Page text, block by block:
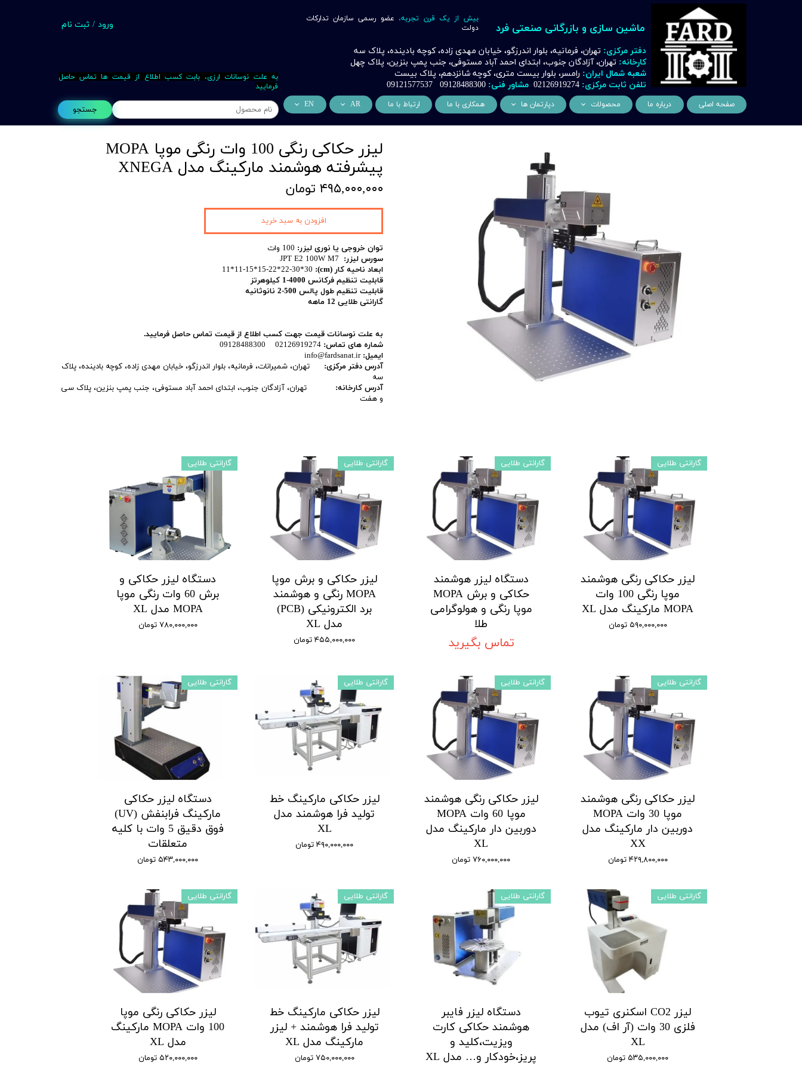
جستجو
دفتر مرکزی: تهران، فرمانیه، بلوار اندرزگو، خیابان مهدی زاده، کوچه بادینده، پلاک سه
کارخانه: تهران، آزادگان جنوب، ابتدای احمد آباد مستوفی، جنب پمپ بنزین، پلاک چهل
شعبه شمال ایران: رامسر، بلوار بیست متری، کوچه شانزدهم، پلاک بیست
تلفن ثابت مرکزی: 02126919274 مشاور فنی:
ماشین سازی و بازرگانی صنعتی فرد
بیش از یک قرن تجربه، عضو رسمی سازمان تدارکات
دولت
ورود / ثبت نام
خروج از حساب کاربری
صفحه اصلی درباره ما محصولات
ماشین آلات و تجهیزات تراشکاری
ماشین آلات و تجهیزات برشکاری
ماشین آلات و تجهیزات جوشکاری
ماشین آلات و تجهیزات پاشش
ماشین آلات و تجهیزات چوب
ماشین آلات و تجهیزات بتن
ماشین آلات و تجهیزات پرسکاری
ماشین آلات و تجهیزات کارگاهی
ماشین آلات و تجهیزات رباتیک
مصالح ساختمان
شیمی ساختمان
دپارتمان ها
نیروگاه خورشیدی فرد
اتوماسیون صنعتی IoT فرد
همکاری با ما ارتباط با ما AR
التعاون التجاري
EN
Business Cooperation
به علت نوسانات ارزی، بابت کسب اطلاع از قیمت ها تماس حاصل
فرمایید
لیزر حکاکی رنگی 100 وات رنگی موپا MOPA
پیشرفته هوشمند مارکینگ مدل XNEGA
۴۹۵,۰۰۰,۰۰۰ تومان
توان خروجی یا نوری لیزر:
سورس لیزر: JPT E2 100W M7
ابعاد ناحیه کار (cm):
11*11-15*15-22*22-30*30
قابلیت تنظیم فرکانس 4000-1 کیلوهرتز
قابلیت تنظیم طول پالس 500-2 نانوثانیه
گارانتی طلایی 12 ماهه
به علت نوسانات قیمت جهت کسب اطلاع از قیمت تماس حاصل فرمایید.
شماره های تماس:
ایمیل:info@fardsanat.ir
آدرس دفتر مرکزی: تهران، شمیرانات، فرمانیه، بلوار اندرزگو، خیابان مهدی زاده، کوچه بادینده، پلاک
سه
آدرس کارخانه: تهران، آزادگان جنوب، ابتدای احمد آباد مستوفی، جنب پمپ بنزین، پلاک سی
و هفت
افزودن به سبد خرید
لیزر حکاکی رنگی هوشمند
موپا رنگی 100 وات
MOPA مارکینگ مدل XL
۵۹۰,۰۰۰,۰۰۰ تومان
گارانتی طلایی
دستگاه لیزر هوشمند
حکاکی و برش MOPA
موپا رنگی و هولوگرامی
طلا
تماس بگیرید
گارانتی طلایی
لیزر حکاکی و برش موپا
MOPA رنگی و هوشمند
برد الکترونیکی (PCB)
مدل XL
۴۵۵,۰۰۰,۰۰۰ تومان
گارانتی طلایی
دستگاه لیزر حکاکی و
برش 60 وات رنگی موپا
MOPA مدل XL
۷۸۰,۰۰۰,۰۰۰ تومان
گارانتی طلایی
لیزر حکاکی رنگی هوشمند
موپا 30 وات MOPA
دوربین دار مارکینگ مدل
XX
۴۲۹,۸۰۰,۰۰۰ تومان
گارانتی طلایی
لیزر حکاکی رنگی هوشمند
موپا 60 وات MOPA
دوربین دار مارکینگ مدل
XL
۷۶۰,۰۰۰,۰۰۰ تومان
گارانتی طلایی
لیزر حکاکی مارکینگ خط
تولید فرا هوشمند مدل
XL
۴۹۰,۰۰۰,۰۰۰ تومان
گارانتی طلایی
دستگاه لیزر حکاکی
مارکینگ فرابنفش (UV)
فوق دقیق 5 وات با کلیه
متعلقات
۵۴۳,۰۰۰,۰۰۰ تومان
گارانتی طلایی
لیزر CO2 اسکنری تیوب
فلزی 30 وات (آر اف) مدل
XL
۵۳۵,۰۰۰,۰۰۰ تومان
گارانتی طلایی
دستگاه لیزر فایبر
هوشمند حکاکی کارت
ویزیت،کلید و
پریز،خودکار و… مدل XL
گارانتی طلایی
لیزر حکاکی مارکینگ خط
تولید فرا هوشمند + لیزر
مارکینگ مدل XL
۷۵۰,۰۰۰,۰۰۰ تومان
گارانتی طلایی
لیزر حکاکی رنگی موپا
100 وات MOPA مارکینگ
مدل XL
۵۲۰,۰۰۰,۰۰۰ تومان
گارانتی طلایی